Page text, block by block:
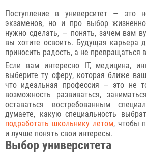
Поступление в университет — это
экзаменов, но и про выбор
нужно сделать, — понять, зачем вам
вы хотите освоить. Будущая карьера
приносить радость, а не превращаться
Если вам интересно IT, медицина,
выберите ту сферу, которая ближе
что идеальная профессия — это не
возможность развиваться,
оставаться востребованным
думаете, какую специальность
подработать школьнику летом, чтобы
и лучше понять свои интересы.
Выбор университета